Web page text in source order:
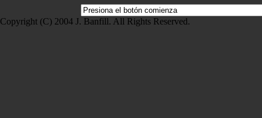
Copyright (C) 2004 J. Banfill. All Rights Reserved.